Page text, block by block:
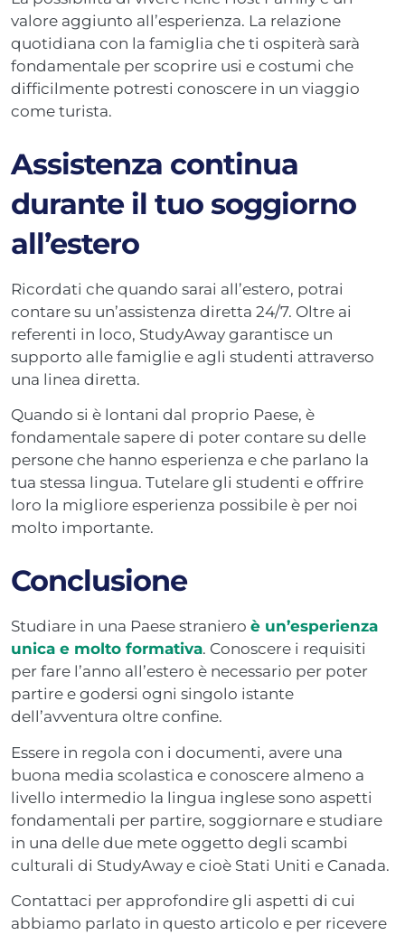
valore aggiunto all’esperienza. La relazione
quotidiana con la famiglia che ti ospiterà sarà
fondamentale per scoprire usi e costumi che
difficilmente potresti conoscere in un viaggio
come turista.
Assistenza continua
durante il tuo soggiorno
all’estero
Ricordati che quando sarai all’estero, potrai
contare su un’assistenza diretta 24/7. Oltre ai
referenti in loco, StudyAway garantisce un
supporto alle famiglie e agli studenti attraverso
una linea diretta.
Quando si è lontani dal proprio Paese, è
fondamentale sapere di poter contare su delle
persone che hanno esperienza e che parlano la
tua stessa lingua. Tutelare gli studenti e offrire
loro la migliore esperienza possibile è per noi
molto importante.
Conclusione
Studiare in una Paese straniero è un’esperienza
unica e molto formativa. Conoscere i requisiti
per fare l’anno all’estero è necessario per poter
partire e godersi ogni singolo istante
dell’avventura oltre confine.
Essere in regola con i documenti, avere una
buona media scolastica e conoscere almeno a
livello intermedio la lingua inglese sono aspetti
fondamentali per partire, soggiornare e studiare
in una delle due mete oggetto degli scambi
culturali di StudyAway e cioè Stati Uniti e Canada.
Contattaci per approfondire gli aspetti di cui
abbiamo parlato in questo articolo e per ricevere